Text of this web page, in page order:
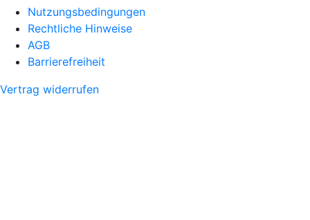
Nutzungsbedingungen
Rechtliche Hinweise
AGB
Barrierefreiheit
Vertrag widerrufen